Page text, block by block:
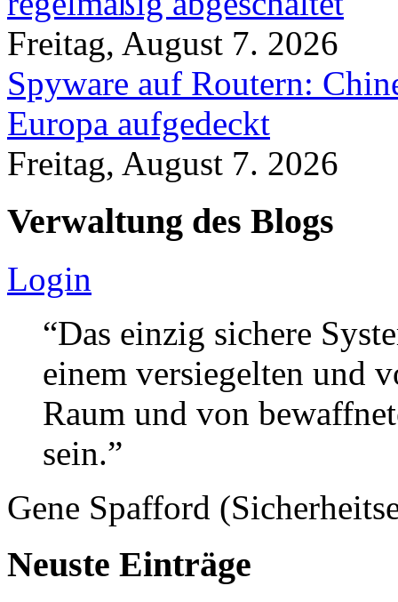
Freitag, August 7. 2026
Spyware auf Routern:
Europa aufgedeckt
Freitag, August 7. 2026
Verwaltung des Blogs
Login
“Das einzig sichere
einem versiegelten und
Raum und von
sein.”
Gene Spafford
Neuste Einträge